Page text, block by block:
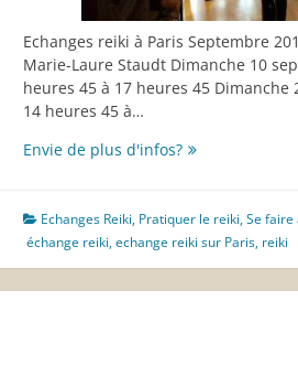
Echanges reiki à Paris Septembre
Marie-Laure Staudt Dimanche 10
heures 45 à 17 heures 45 Dimanche
14 heures 45 à…
Envie de plus d'infos?Rentrée
des
échanges
reiki
à
Echanges Reiki, Pratiquer le reiki,Se faire
échange reiki,echange reiki sur Paris, reiki